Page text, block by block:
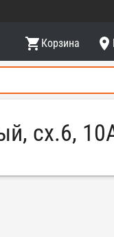
Корзина
сх.6,